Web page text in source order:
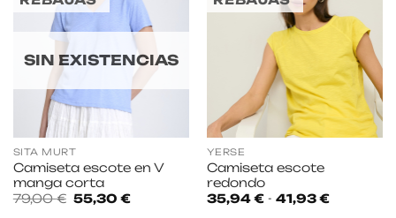
SIN EXISTENCIAS
SITA MURT
Camiseta escote en V
manga corta
79,00€ El
precio
55,30 €El
YERSE
Camiseta escote
redondo
35,94€ - 41,93€Rango